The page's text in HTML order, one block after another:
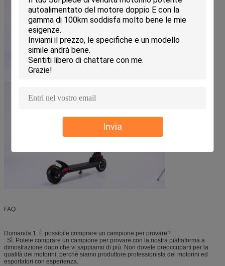
Invia
FAQ:
Domanda 1: È possibile comprare un campione per provare?
: Sì. Potete comprare un campione per provare con la nostra piattaforma a
dimostrazione dopo che vi sappiamo di più. Non dovete preoccuparti per la
qualità dei motorini, perché siamo produttore professionista dei motorini ed
esportatori con esperienza.